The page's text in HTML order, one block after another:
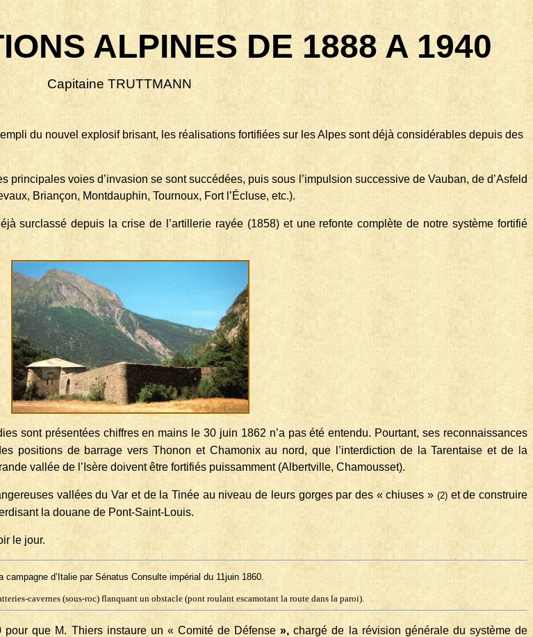
ALPINES DE 1888 A 1940
Capitaine TRUTTMANN
du nouvel explosif brisant, les réalisations fortifiées sur les Alpes sont déjà considérables depuis des
voies d’invasion se sont succédées, puis sous l’impulsion successive de Vauban, de d’Asfeld
Briançon, Montdauphin, Tournoux, Fort l’Écluse, etc.).
surclassé depuis la crise de l’artillerie rayée (1858) et une refonte complète de notre système fortifié
sont présentées chiffres en mains le 30 juin 1862 n’a pas été entendu. Pourtant, ses reconnaissances
positions de barrage vers Thonon et Chamonix au nord, que l’interdiction de la Tarentaise et de la
vallée de l’Isère doivent être fortifiés puissamment (Al­bertville, Chamousset).
vallées du Var et de la Tinée au niveau de leurs gorges par des « chiuses » (2)et de construire
la douane de Pont-Saint-Louis.
le jour.
d’Italie par Sénatus Consulte impérial du 11juin 1860.
cavernes (sous-roc) flanquant un obstacle (pont roulant escamotant la route dans la paroi).
pour que M. Thiers instaure un « Comité de Défense»,chargé de la révision générale du système de